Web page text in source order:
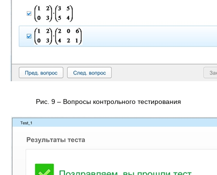
Рис. 9 – Вопросы контрольного тестирования